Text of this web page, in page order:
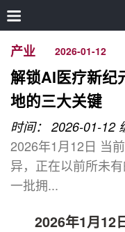
产业 2026-01-12
解锁AI医疗新纪
地的三大关键
时间： 2026-01-12
2026年1月12日 当
异，正在以前所未
一批拥...
2026年1月12